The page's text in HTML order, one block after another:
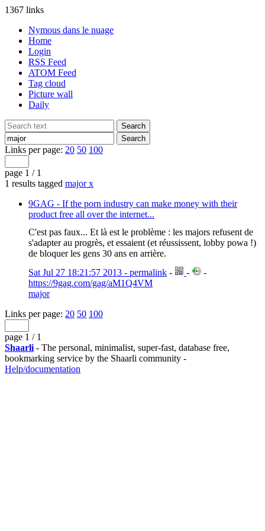
1367 links
Nymous dans le nuage
Home
Login
RSS Feed
ATOM Feed
Tag cloud
Picture wall
Daily
Links per page: 20 50 100
page 1 / 1
1 results tagged majorx
9GAG - If the porn industry can make money with their
product free all over the internet...
C'est pas faux... Et là est le problème : les majors refusent de
s'adapter au progrès, et essaient (et réussissent, lobby powa !)
de bloquer les gens 30 ans en arrière.
Sat Jul 27 18:21:57 2013 - permalink - -
-
https://9gag.com/gag/aM1Q4VM
major
Links per page: 20 50 100
page 1 / 1
Shaarli - The personal, minimalist, super-fast, database free,
bookmarking service by the Shaarli community -
Help/documentation